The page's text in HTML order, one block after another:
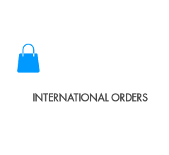
INTERNATIONAL ORDERS